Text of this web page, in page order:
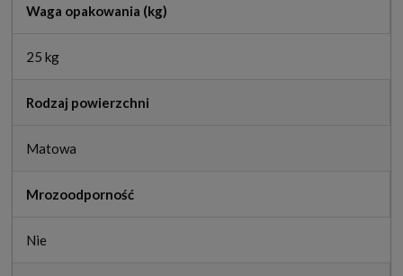
Waga opakowania (kg)
25 kg
Rodzaj powierzchni
Matowa
Mrozoodporność
Nie